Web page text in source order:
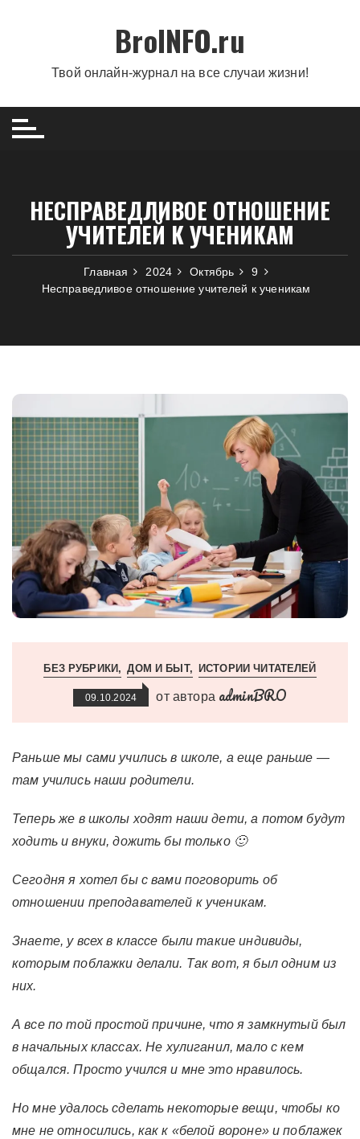
BroINFO.ru
Твой онлайн-журнал на все случаи жизни!
НЕСПРАВЕДЛИВОЕ ОТНОШЕНИЕ
УЧИТЕЛЕЙ К УЧЕНИКАМ
Главная 2024 Октябрь
9
Несправедливое отношение учителей к ученикам
БЕЗ РУБРИКИ ДОМ И БЫТ ИСТОРИИ ЧИТАТЕЛЕЙ
09.10.2024 от автора adminBRO
Раньше мы сами учились в школе, а еще раньше —
там учились наши родители.
Теперь же в школы ходят наши дети, а потом будут
ходить и внуки, дожить бы только 🙂
Сегодня я хотел бы с вами поговорить об
отношении преподавателей к ученикам.
Знаете, у всех в классе были такие индивиды,
которым поблажки делали. Так вот, я был одним из
них.
А все по той простой причине, что я замкнутый был
в начальных классах. Не хулиганил, мало с кем
общался. Просто учился и мне это нравилось.
Но мне удалось сделать некоторые вещи, чтобы ко
мне не относились, как к «белой вороне» и поблажек